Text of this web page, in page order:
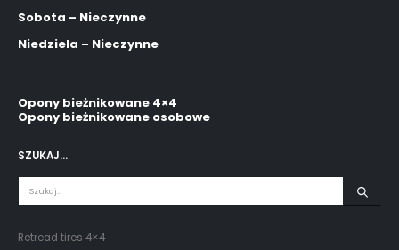
Sobota – Nieczynne
Niedziela – Nieczynne
Opony bieżnikowane 4×4
Opony bieżnikowane osobowe
SZUKAJ…
Retread tires 4×4